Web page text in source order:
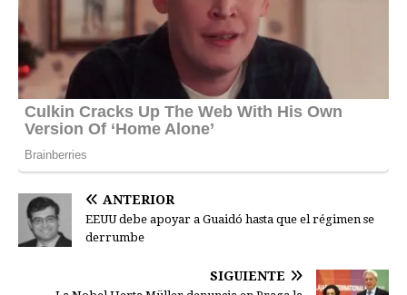
ANTERIOR
EEUU debe apoyar a Guaidó hasta que el régimen se
derrumbe
SIGUIENTE